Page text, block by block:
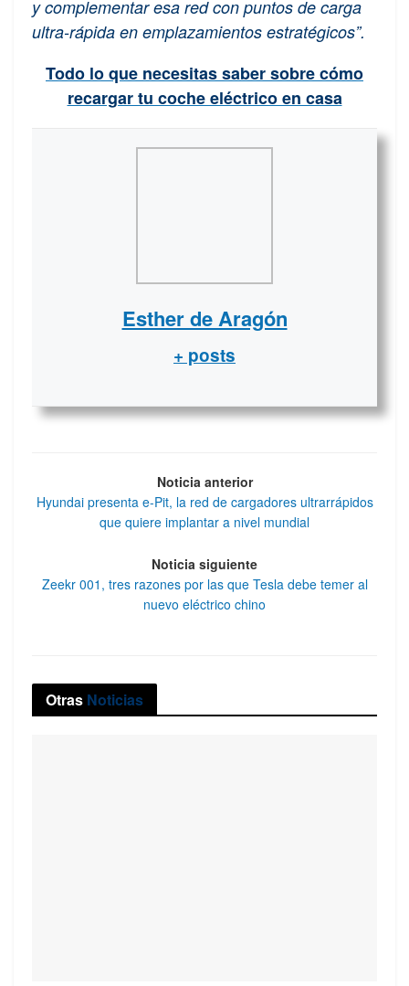
y complementar esa red con puntos de carga
ultra-rápida en emplazamientos estratégicos”.
Todo lo que necesitas saber sobre cómo
recargar tu coche eléctrico en casa
Esther de Aragón
+ posts
Noticia anterior
Hyundai presenta e-Pit, la red de cargadores ultrarrápidos
que quiere implantar a nivel mundial
Noticia siguiente
Zeekr 001, tres razones por las que Tesla debe temer al
nuevo eléctrico chino
Otras Noticias